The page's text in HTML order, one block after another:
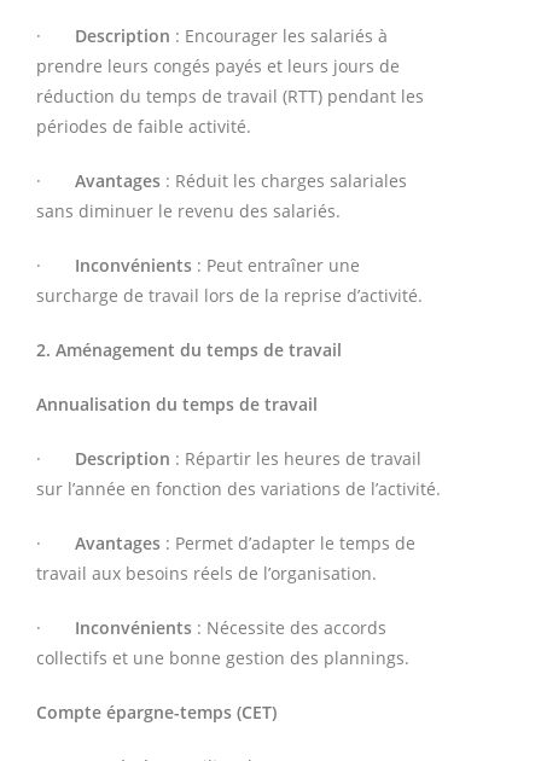
· Description : Encourager les salariés à
prendre leurs congés payés et leurs jours de
réduction du temps de travail (RTT) pendant les
périodes de faible activité.
· Avantages : Réduit les charges salariales
sans diminuer le revenu des salariés.
· Inconvénients : Peut entraîner une
surcharge de travail lors de la reprise d’activité.
2. Aménagement du temps de travail
Annualisation du temps de travail
· Description : Répartir les heures de travail
sur l’année en fonction des variations de l’activité.
· Avantages : Permet d’adapter le temps de
travail aux besoins réels de l’organisation.
· Inconvénients : Nécessite des accords
collectifs et une bonne gestion des plannings.
Compte épargne-temps (CET)